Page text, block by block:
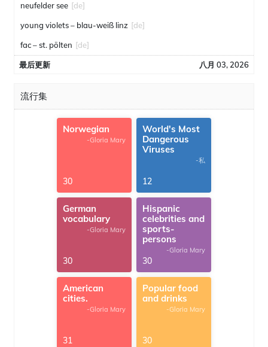
neufelder see [de]
young violets – blau-weiß linz [de]
fac – st. pölten [de]
最后更新 八月 03, 2026
流行集
Norwegian
-Gloria Mary
30
World's Most
Dangerous
Viruses
-私
12
German
vocabulary
-Gloria Mary
30
Hispanic
celebrities and
sports-
persons
-Gloria Mary
30
American
cities.
-Gloria Mary
31
Popular food
and drinks
-Gloria Mary
30